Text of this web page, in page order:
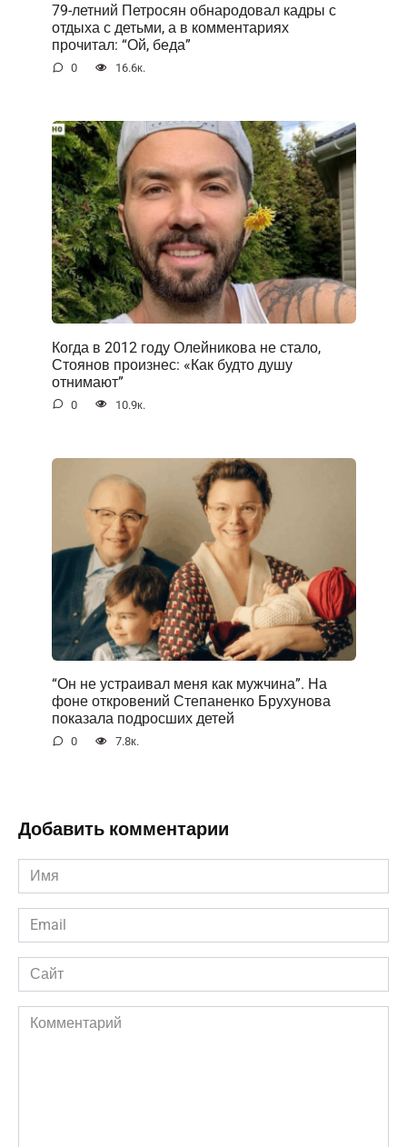
79-летний Петросян обнародовал кадры с
отдыха с детьми, а в комментариях
прочитал: “Ой, беда”
0 16.6к.
Когда в 2012 году Олейникова не стало,
Стоянов произнес: «Как будто душу
отнимают”
0 10.9к.
“Он не устраивал меня как мужчина”. На
фоне открoвений Степаненко Брухунова
показала подросших детей
0 7.8к.
Добавить комментарии
Имя
*
Email
*
Сайт
Комментарий